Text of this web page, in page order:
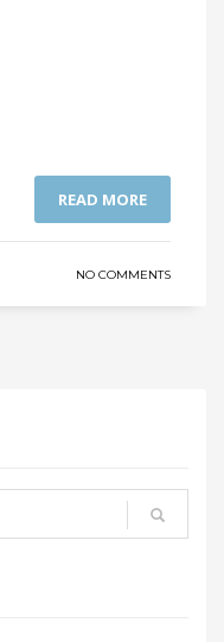
READ MORE
NO COMMENTS